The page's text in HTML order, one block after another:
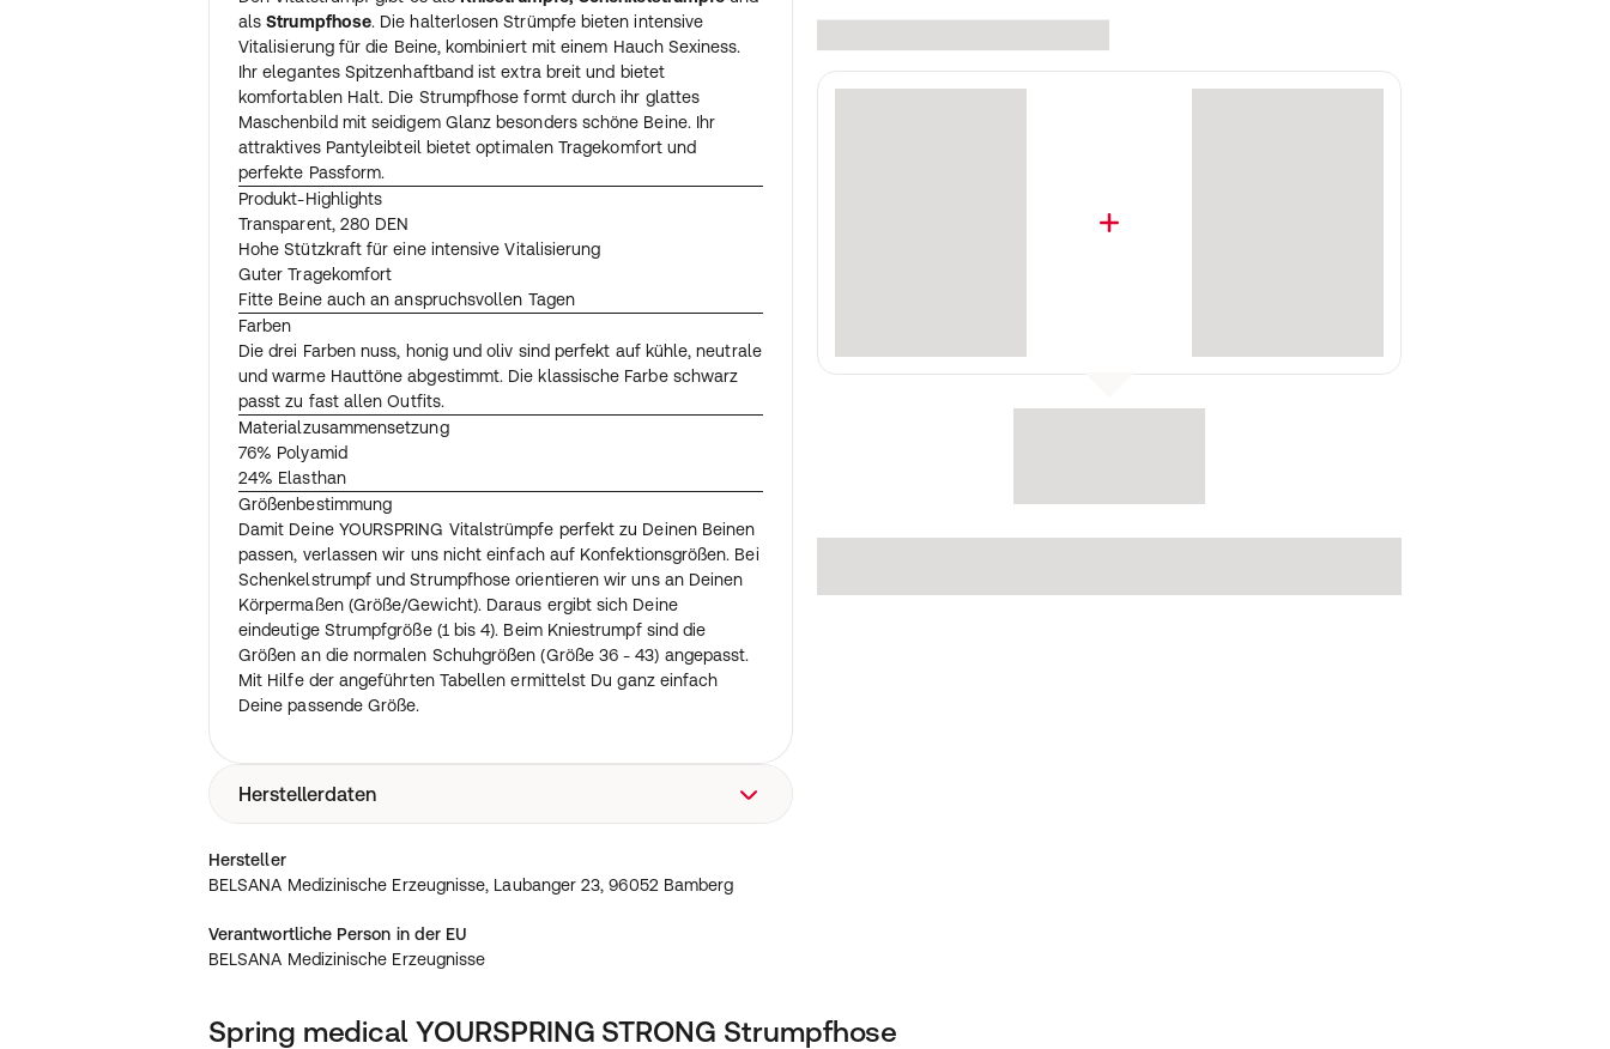
alsStrumpfhose. Die halterlosen Strümpfe bieten intensive
Vitalisierung für die Beine, kombiniert mit einem Hauch Sexiness.
Ihr elegantes Spitzenhaftband ist extra breit und bietet
komfortablen Halt. Die Strumpfhose formt durch ihr glattes
Maschenbild mit seidigem Glanz besonders schöne Beine. Ihr
attraktives Pantyleibteil bietet optimalen Tragekomfort und
perfekte Passform.
Produkt-Highlights
Transparent, 280 DEN
Hohe Stützkraft für eine intensive Vitalisierung
Guter Tragekomfort
Fitte Beine auch an anspruchsvollen Tagen
Farben
Die drei Farben nuss, honig und oliv sind perfekt auf kühle, neutrale
und warme Hauttöne abgestimmt. Die klassische Farbe schwarz
passt zu fast allen Outfits.
Materialzusammensetzung
76% Polyamid
24% Elasthan
Größenbestimmung
Damit Deine YOURSPRING Vitalstrümpfe perfekt zu Deinen Beinen
passen, verlassen wir uns nicht einfach auf Konfektionsgrößen. Bei
Schenkelstrumpf und Strumpfhose orientieren wir uns an Deinen
Körpermaßen (Größe/Gewicht). Daraus ergibt sich Deine
eindeutige Strumpfgröße (1 bis 4). Beim Kniestrumpf sind die
Größen an die normalen Schuhgrößen (Größe 36 - 43) angepasst.
Mit Hilfe der angeführten Tabellen ermittelst Du ganz einfach
Deine passende Größe.
Herstellerdaten
BELSANA Medizinische Erzeugnisse, Laubanger 23, 96052
Bamberg
Hersteller
BELSANA Medizinische Erzeugnisse, Laubanger 23, 96052 Bamberg
Verantwortliche Person in der EU
BELSANA Medizinische Erzeugnisse
Spring medical YOURSPRING STRONG Strumpfhose